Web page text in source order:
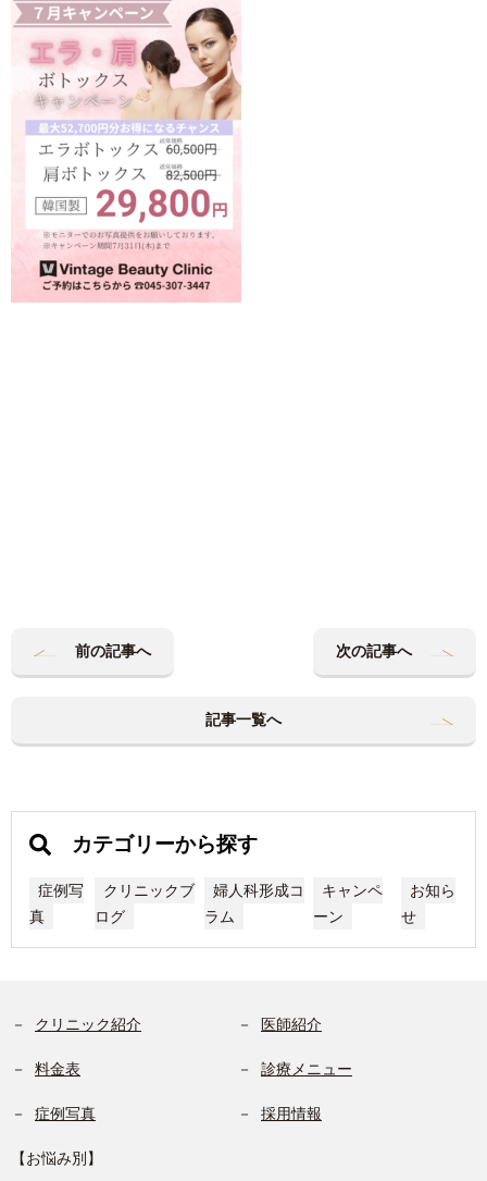
前の記事へ 次の記事へ
記事一覧へ
カテゴリーから探す
症例写
真
クリニックブ
ログ
婦人科形成コ
ラム
キャンペ
ーン
お知ら
せ
クリニック紹介 医師紹介
料金表 診療メニュー
症例写真 採用情報
【お悩み別】